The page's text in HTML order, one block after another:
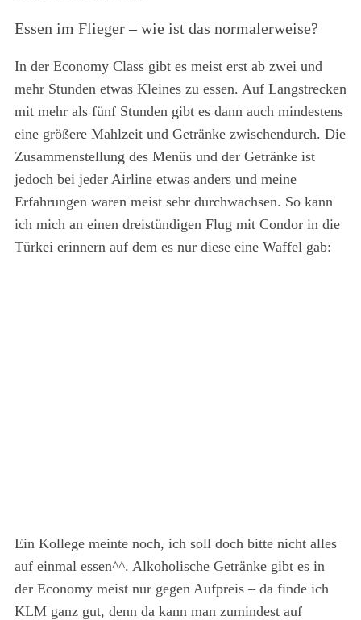
Essen im Flieger – wie ist das normalerweise?
In der Economy Class gibt es meist erst ab zwei und
mehr Stunden etwas Kleines zu essen. Auf Langstrecken
mit mehr als fünf Stunden gibt es dann auch mindestens
eine größere Mahlzeit und Getränke zwischendurch. Die
Zusammenstellung des Menüs und der Getränke ist
jedoch bei jeder Airline etwas anders und meine
Erfahrungen waren meist sehr durchwachsen. So kann
ich mich an einen dreistündigen Flug mit Condor in die
Türkei erinnern auf dem es nur diese eine Waffel gab:
Ein Kollege meinte noch, ich soll doch bitte nicht alles
auf einmal essen^^. Alkoholische Getränke gibt es in
der Economy meist nur gegen Aufpreis – da finde ich
KLM ganz gut, denn da kann man zumindest auf